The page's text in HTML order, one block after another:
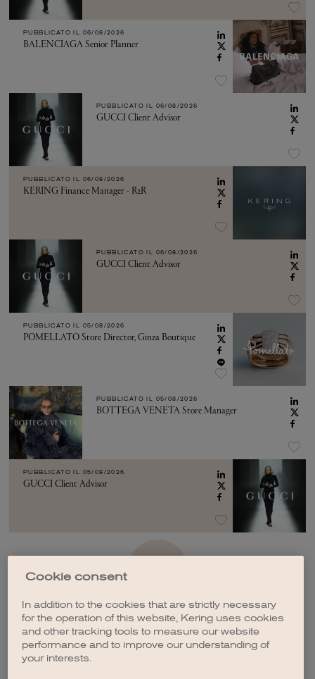
PUBBLICATO IL 06/08/2026
BALENCIAGA Senior Planner
PUBBLICATO IL 06/08/2026
GUCCI Client Advisor
PUBBLICATO IL 06/08/2026
KERING Finance Manager - R2R
PUBBLICATO IL 06/08/2026
GUCCI Client Advisor
PUBBLICATO IL 05/08/2026
POMELLATO Store Director, Ginza Boutique
PUBBLICATO IL 05/08/2026
BOTTEGA VENETA Store Manager
PUBBLICATO IL 05/08/2026
GUCCI Client Advisor
Cookie consent
In addition to the cookies that are strictly necessary
for the operation of this website, Kering uses cookies
and other tracking tools to measure our website
performance and to improve our understanding of
your interests.